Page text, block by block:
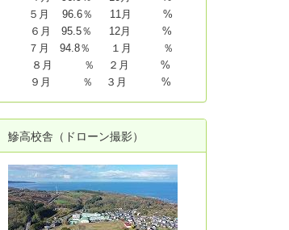
５月 96.6％ 11月 %
６月 95.5％ 12月 %
７月 94.8％ １月 ％
８月 ％ ２月 %
９月 ％ ３月 %
鰺高校舎（ドローン撮影）